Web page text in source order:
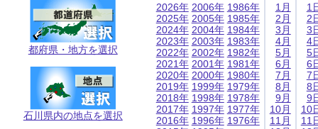
都府県・地方を選択
石川県内の地点を選択
2026年
2025年
2024年
2023年
2022年
2021年
2020年
2019年
2018年
2017年
2016年
2006年
2005年
2004年
2003年
2002年
2001年
2000年
1999年
1998年
1997年
1996年
1986年
1985年
1984年
1983年
1982年
1981年
1980年
1979年
1978年
1977年
1976年
1月
2月
3月
4月
5月
6月
7月
8月
9月
10月
11月
1
2
3
4
5
6
7
8
9
10
11